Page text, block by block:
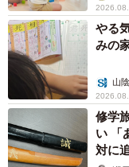
やる
みの
山
修学
い 「
対に